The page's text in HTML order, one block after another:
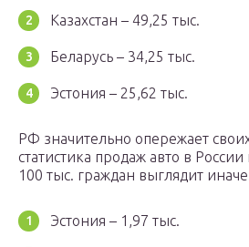
Казахстан – 49,25 тыс.
Беларусь – 34,25 тыс.
Эстония – 25,62 тыс.
РФ значительно опережает
статистика продаж авто в России
100 тыс. граждан выглядит
Эстония – 1,97 тыс.